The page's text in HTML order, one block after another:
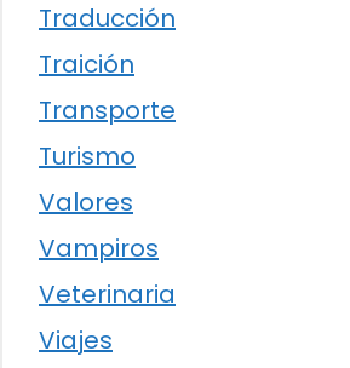
Traducción
Traición
Transporte
Turismo
Valores
Vampiros
Veterinaria
Viajes